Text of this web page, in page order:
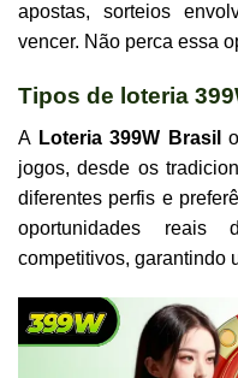
apostas, sorteios
vencer. Não perca essa
Tipos de loteria
A Loteria 399W Brasil
jogos, desde os
diferentes perfis e
oportunidades reais
competitivos, garantindo